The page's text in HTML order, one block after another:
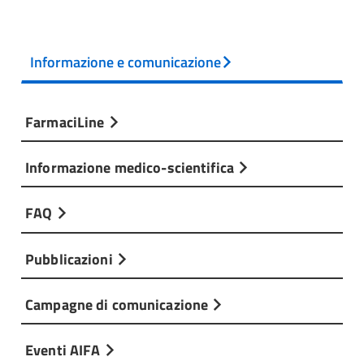
Informazione e comunicazione
FarmaciLine
Informazione medico-scientifica
FAQ
Pubblicazioni
Campagne di comunicazione
Eventi AIFA